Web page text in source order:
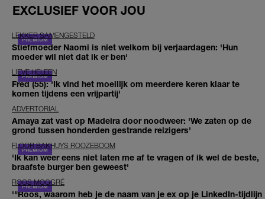
EXCLUSIEF VOOR JOU
LEKKER SAMENGESTELD
Stiefmoeder Naomi is niet welkom bij verjaardagen: 'Hun
moeder wil niet dat ik er ben'
LIEVE HELEEN
Fred (55): 'Ik vind het moeilijk om meerdere keren klaar te
komen tijdens een vrijpartij'
ADVERTORIAL
Amaya zat vast op Madeira door noodweer: 'We zaten op de
grond tussen honderden gestrande reizigers'
FLOOR BAKHUYS ROOZEBOOM
'Ik kan weer eens niet laten me af te vragen of ik wel de beste,
braafste burger ben geweest'
ROOS MOGGRÉ
'"Roos, waarom heb je de naam van je ex op je LinkedIn-tijdlijn